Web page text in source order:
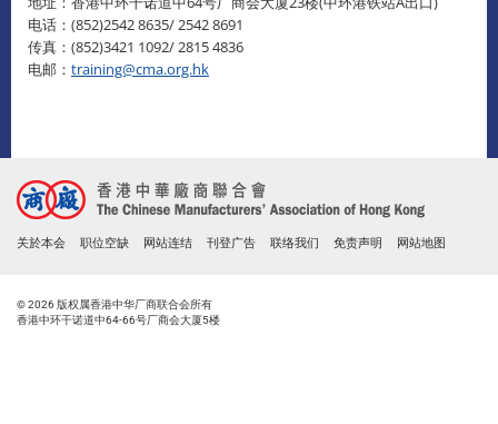
电话：(852)2542 8635/ 2542 8691
传真：(852)3421 1092/ 2815 4836
电邮： training@cma.org.hk
关於本会 职位空缺 网站连结 刊登广告 联络我们 免责声明 网站地图
© 2026 版权属香港中华厂商联合会所有
香港中环干诺道中64-66号厂商会大厦5楼